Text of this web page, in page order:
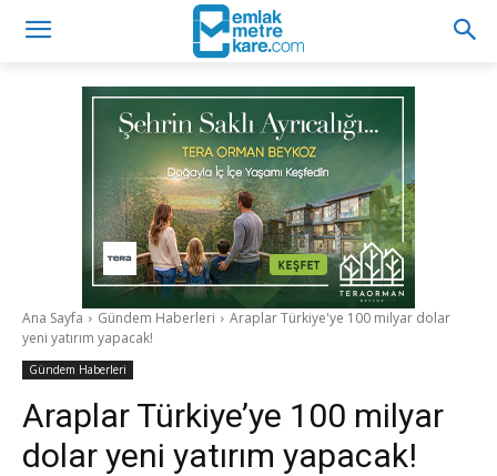
Ana Sayfa Gündem Haberleri
Araplar Türkiye'ye 100 milyar dolar
yeni yatırım yapacak!
Gündem Haberleri
Araplar Türkiye’ye 100 milyar
dolar yeni yatırım yapacak!